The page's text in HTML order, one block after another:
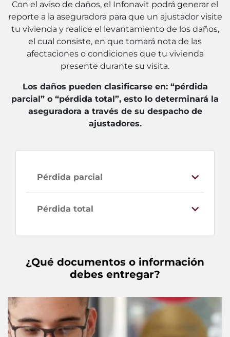
Con el aviso de daños, el Infonavit podrá generar el
reporte a la aseguradora para que un ajustador visite
tu vivienda y realice el levantamiento de los daños,
el cual consiste, en que tomará nota de las
afectaciones o condiciones que tu vivienda
presente durante su visita.
Los daños pueden clasificarse en: “pérdida
parcial” o “pérdida total”, esto lo determinará la
aseguradora a través de su despacho de
ajustadores.
Pérdida parcial
Pérdida total
¿Qué documentos o información
debes entregar?